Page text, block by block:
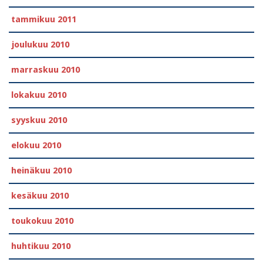
tammikuu 2011
joulukuu 2010
marraskuu 2010
lokakuu 2010
syyskuu 2010
elokuu 2010
heinäkuu 2010
kesäkuu 2010
toukokuu 2010
huhtikuu 2010